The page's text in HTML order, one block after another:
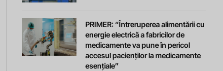
PRIMER: “Întreruperea alimentării cu
energie electrică a fabricilor de
medicamente va pune în pericol
accesul pacienților la medicamente
esențiale”